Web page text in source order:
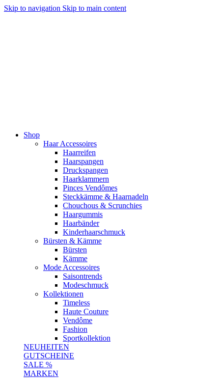
Skip to navigation Skip to main content
Shop
Haar Accessoires
Haarreifen
Haarspangen
Druckspangen
Haarklammern
Pinces Vendômes
Steckkämme & Haarnadeln
Chouchous & Scrunchies
Haargummis
Haarbänder
Kinderhaarschmuck
Bürsten & Kämme
Bürsten
Kämme
Mode Accessoires
Saisontrends
Modeschmuck
Kollektionen
Timeless
Haute Couture
Vendôme
Fashion
Sportkollektion
NEUHEITEN
GUTSCHEINE
SALE %
MARKEN